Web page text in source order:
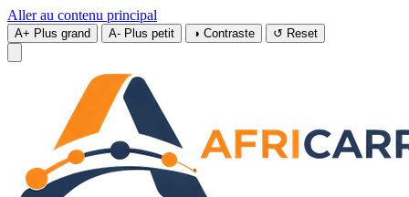
Aller au contenu principal
A+ Plus grand A- Plus petit ◑ Contraste ↺ Reset